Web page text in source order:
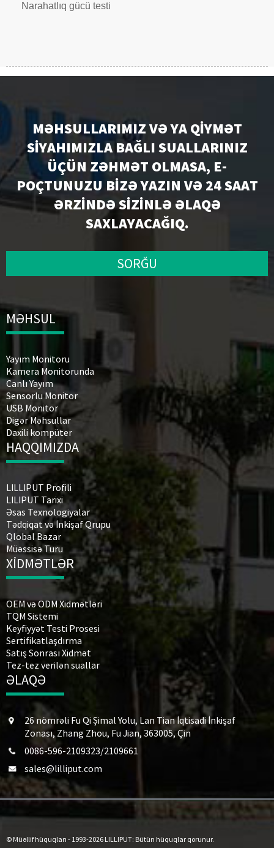
Narahatlıq gücü testi
MƏHSULLARIMIZ VƏ YA QIYMƏT
SIYAHIMIZLA BAĞLI SUALLARINIZ
ÜÇÜN ZƏHMƏT OLMASA, E-
POÇTUNUZU BIZƏ YAZIN VƏ 24 SAAT
ƏRZINDƏ SIZINLƏ ƏLAQƏ
SAXLAYACAĞIQ.
SORĞU
MƏHSUL
Yayım Monitoru
Kamera Monitorunda
Canlı Yayım
Sensorlu Monitor
USB Monitor
Digər Məhsullar
Daxili kompüter
HAQQIMIZDA
LILLIPUT Profili
LILIPUT Tarixi
Əsas Texnologiyalar
Tədqiqat və İnkişaf Qrupu
Qlobal Bazar
Müəssisə Turu
XİDMƏTLƏR
OEM və ODM Xidmətləri
TQM Sistemi
Keyfiyyət Testi Prosesi
Sertifikatlaşdırma
Satış Sonrası Xidmət
Tez-tez verilən suallar
ƏLAQƏ
26 nömrəli Fu Qi Şimal Yolu, Lan Tian İqtisadi İnkişaf
Zonası, Zhang Zhou, Fu Jian, 363005, Çin
0086-596-2109323/2109661
sales@lilliput.com
© Müəllif hüquqları - 1993-2026 LILLIPUT: Bütün hüquqlar qorunur.